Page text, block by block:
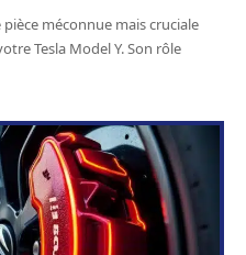
méconnue mais cruciale
Tesla Model Y. Son rôle